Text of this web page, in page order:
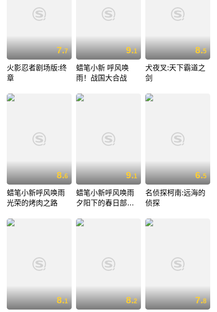
7.7
火影忍者剧场版:终
章
9.1
蜡笔小新 呼风唤
雨！战国大合战
8.5
犬夜叉:天下霸道之
剑
8.6
蜡笔小新呼风唤雨
光荣的烤肉之路
9.1
蜡笔小新呼风唤雨
夕阳下的春日部男
6.5
名侦探柯南:远海的
侦探
8.1 8.2 7.8